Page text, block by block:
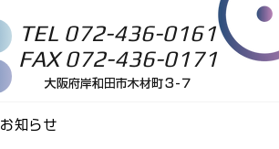
TEL 072-436-0161
FAX 072-436-0171
大阪府岸和田市木材町３-７
お知らせ